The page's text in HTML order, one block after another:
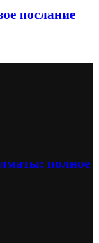
послание
полное